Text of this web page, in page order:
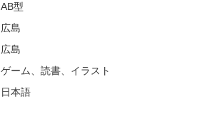
AB型
広島
広島
ゲーム、読書、イラスト
日本語